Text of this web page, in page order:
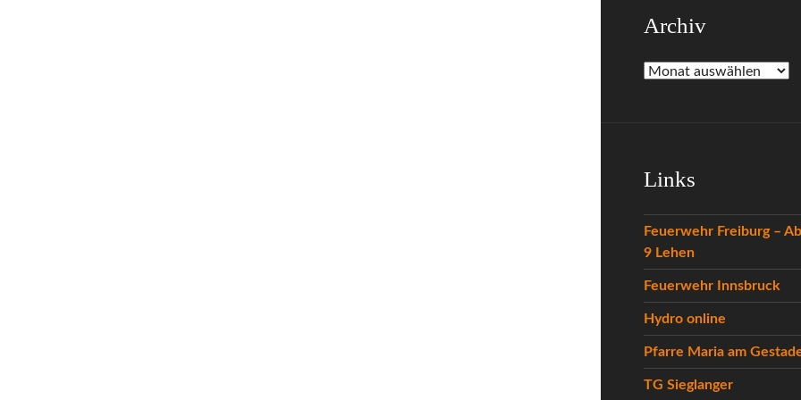
Archiv
Archiv
Links
Feuerwehr Freiburg –
9 Lehen
Feuerwehr Innsbruck
Hydro online
Pfarre Maria am
TG Sieglanger